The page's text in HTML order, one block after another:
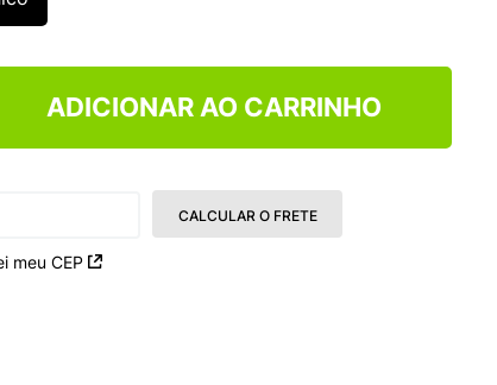
ADICIONAR AO CARRINHO
meu CEP
CALCULAR O FRETE